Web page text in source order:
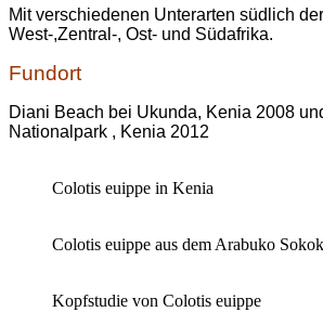
Mit verschiedenen Unterarten südlich
West-,Zentral-, Ost- und Südafrika.
Fundort
Diani Beach bei Ukunda, Kenia 2008
Nationalpark , Kenia 2012
Colotis euippe in Kenia
Colotis euippe aus dem Arabuko
Kopfstudie von Colotis euippe